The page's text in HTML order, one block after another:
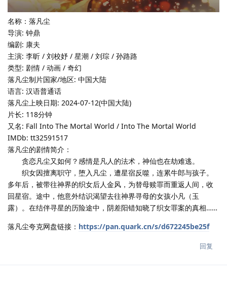
名称：落凡尘
导演: 钟鼎
编剧: 康夫
主演: 李昕 / 刘校妤 / 星潮 / 刘琮 / 孙路路
类型: 剧情 / 动画 / 奇幻
落凡尘制片国家/地区: 中国大陆
语言: 汉语普通话
落凡尘上映日期: 2024-07-12(中国大陆)
片长: 118分钟
又名: Fall Into The Mortal World / Into The Mortal World
IMDb: tt32591517
落凡尘的剧情简介：
贪恋凡尘又如何？感情是凡人的法术，神仙也在劫难逃。
织女因擅离职守，堕入凡尘，遭星宿反噬，连累牛郎与孩子。
多年后，被带往神界的织女后人金风，为替母赎罪而重返人间，收
回星宿。途中，他意外结识渴望去往神界寻母的女孩小凡（玉
露）。在结伴寻星的历险途中，阴差阳错知晓了织女罪案的真相……
落凡尘夸克网盘链接： https://pan.quark.cn/s/d672245be25f
回复